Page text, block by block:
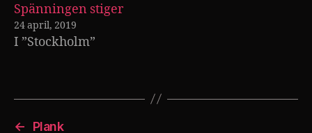
Spänningen stiger
24 april, 2019
I ”Stockholm”
← Plank